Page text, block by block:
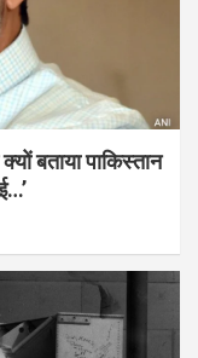
बताया पाकिस्तान